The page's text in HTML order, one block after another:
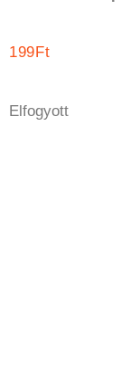
199Ft
Elfogyott